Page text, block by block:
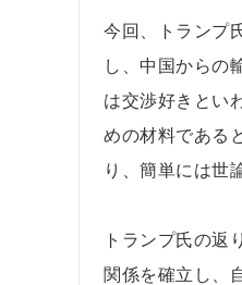
今回、トランプ
し、中国からの
は交渉好きとい
めの材料である
り、簡単には世
トランプ氏の返
関係を確立し、